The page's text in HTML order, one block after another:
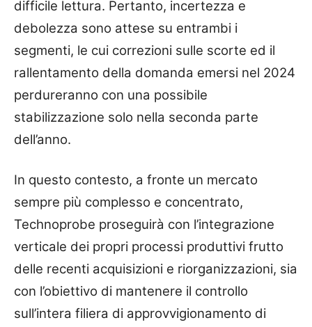
difficile lettura. Pertanto, incertezza e
debolezza sono attese su entrambi i
segmenti, le cui correzioni sulle scorte ed il
rallentamento della domanda emersi nel 2024
perdureranno con una possibile
stabilizzazione solo nella seconda parte
dell’anno.
In questo contesto, a fronte un mercato
sempre più complesso e concentrato,
Technoprobe proseguirà con l’integrazione
verticale dei propri processi produttivi frutto
delle recenti acquisizioni e riorganizzazioni, sia
con l’obiettivo di mantenere il controllo
sull’intera filiera di approvvigionamento di